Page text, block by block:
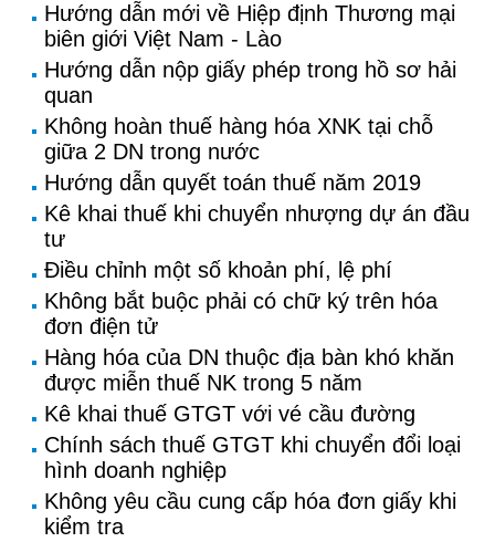
Hướng dẫn mới về Hiệp định Thương mại
biên giới Việt Nam - Lào
Hướng dẫn nộp giấy phép trong hồ sơ hải
quan
Không hoàn thuế hàng hóa XNK tại chỗ
giữa 2 DN trong nước
Hướng dẫn quyết toán thuế năm 2019
Kê khai thuế khi chuyển nhượng dự án đầu
tư
Điều chỉnh một số khoản phí, lệ phí
Không bắt buộc phải có chữ ký trên hóa
đơn điện tử
Hàng hóa của DN thuộc địa bàn khó khăn
được miễn thuế NK trong 5 năm
Kê khai thuế GTGT với vé cầu đường
Chính sách thuế GTGT khi chuyển đổi loại
hình doanh nghiệp
Không yêu cầu cung cấp hóa đơn giấy khi
kiểm tra